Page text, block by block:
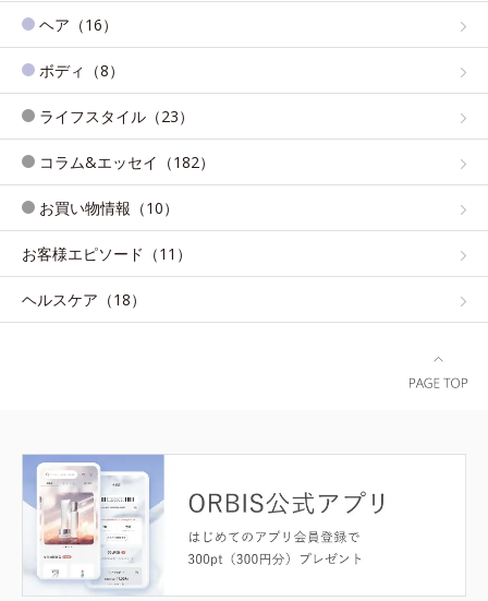
ヘア（16）
ボディ（8）
ライフスタイル（23）
コラム&エッセイ（182）
お買い物情報（10）
お客様エピソード（11）
ヘルスケア（18）